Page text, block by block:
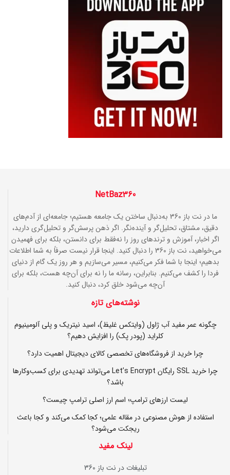
NetBaz360
ما در نت باز 360 به‌دنبال ساختن یک جامعه هستیم؛ جامعه‌ای از آدم‌های
دقیق، مشتاق، تحلیل‌گر و آینده‌نگر. اگر ذهن پرسش‌گر و تحلیل‌گری دارید،
اگر اخبار، آموزش و ترندهای روز را نه‌فقط برای دانستن، بلکه برای فهمیدن
می‌خواهید، نت باز 360 را دنبال کنید. اینجا قرار نیست صرفاً به شما اطلاعات
بدهیم؛ اینجا با شما فکر می‌کنیم، مسیر می‌سازیم و هر روز یک گام از دنیای
فردا را کشف می‌کنیم. بنابراین، رسانه ما را نه برای آن‌چه هست، بلکه برای
آن‌چه می‌شود خلق کرد، دنبال کنید.
نوشته‌های تازه
چگونه عمر مفید آب ژاول (وایتکس غلیظ)، اسید نیتریک و پلی آلومینیوم
کلراید (پودر پک) را افزایش دهیم؟
چرا خرید از فروشگاه‌های تخصصی کالای دیجیتال اهمیت دارد؟
چرا خرید SSL رایگان Let’s Encrypt می‌تواند تهدیدی برای کسب‌وکارها
باشد؟
لیست ارزهای ترامپ؛ اسم ارز اصلی ترامپ چیست؟
استفاده از هوش مصنوعی در مقاله علمی؛ کجا کمک می‌کند و کجا باعث
ریجکت می‌شود؟
لینک مفید
تبلیغات در نت باز 360